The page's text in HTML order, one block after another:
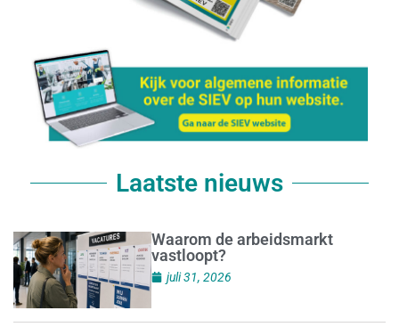
Laatste nieuws
Waarom de arbeidsmarkt
vastloopt?
juli 31, 2026